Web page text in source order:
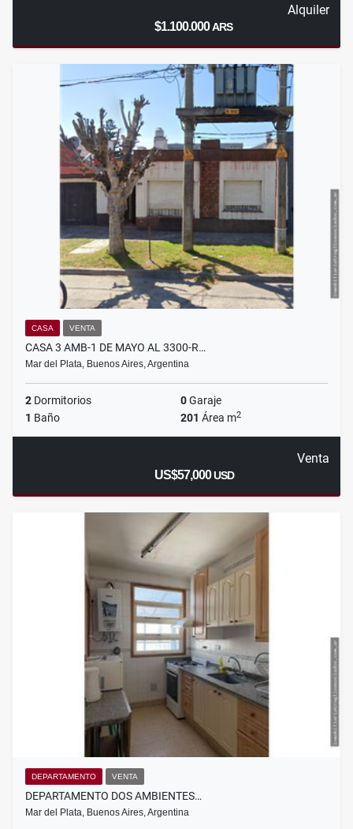
Alquiler
$1.100.000ARS
CASA VENTA
CASA 3 AMB-1 DE MAYO AL 3300-R…
Mar del Plata, Buenos Aires, Argentina
2 Dormitorios 0Garaje
1 Baño 201 Área m2
Venta
US$57,000USD
DEPARTAMENTO VENTA
DEPARTAMENTO DOS AMBIENTES…
Mar del Plata, Buenos Aires, Argentina